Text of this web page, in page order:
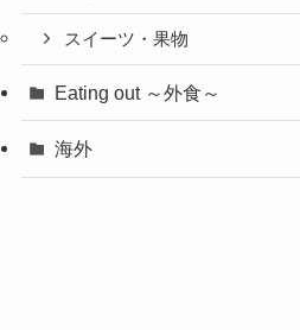
スイーツ・果物
Eating out ～外食～
海外